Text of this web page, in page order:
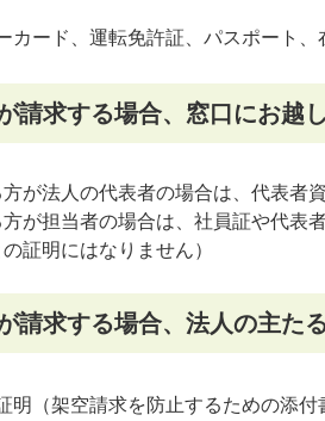
カード、運転免許証、パスポート、
求する場合、窓口にお越
が法人の代表者の場合は、代表者
が担当者の場合は、社員証や代表
証明にはなりません）
求する場合、法人の主た
明（架空請求を防止するための添